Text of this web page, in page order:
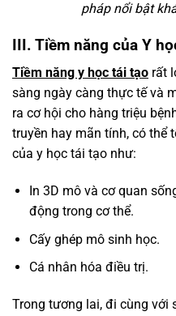
pháp nổi bật
III. Tiềm năng của Y
Tiềm năng y học tái tạo rất
sàng ngày càng thực tế và
ra cơ hội cho hàng triệu
truyền hay mãn tính, có thể
của y học tái tạo như:
In 3D mô và cơ quan
động trong cơ thể.
Cấy ghép mô sinh học.
Cá nhân hóa điều trị.
Trong tương lai, đi cùng với